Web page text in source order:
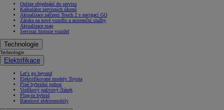
Online objednání do servisu
Kalkulátor servisních úkonů
Aktualizace zařízení Touch 2 s navigací GO
Záruka na nové vozidlo a asistenční služby
Aktualizace map
Servisní historie vozidel
Technologie
Technologie
Elektrifikace
Let's go beyond
Elektrifikované modely Toyota
Plně hybridní pohon
Vodíkový palivový článek
Plug-in hybrid
Bateriové elektromobily